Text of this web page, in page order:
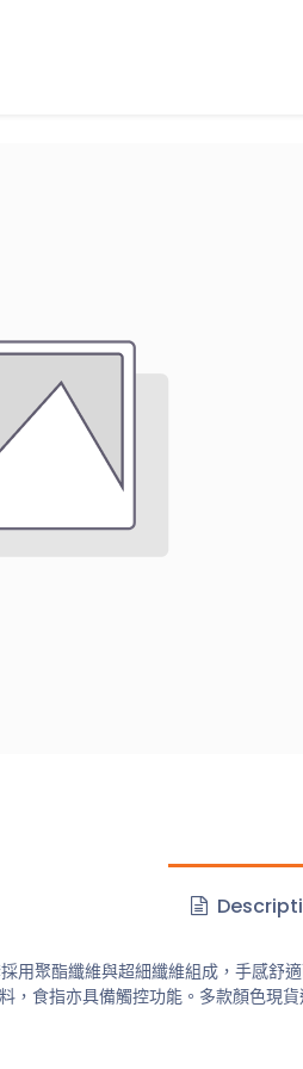
用聚酯纖維與超細纖維組成，手感
，食指亦具備觸控功能。多款顏色現貨